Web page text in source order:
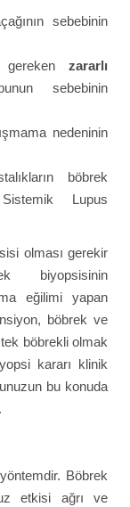
sebebinin
gereken zararlı
sebebinin
nedeninin
böbrek
Lupus
olması gerekir
eğilimi yapan
böbrek ve
böbrekli olmak
kararı klinik
bu konuda
Böbrek
etkisi ağrı ve